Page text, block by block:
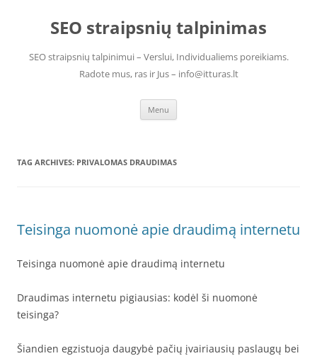
contentSEO straipsnių talpinimas
SEO straipsnių talpinimui – Verslui, Individualiems poreikiams.
Radote mus, ras ir Jus – info@itturas.lt
Menu
TAG ARCHIVES: PRIVALOMAS DRAUDIMAS
Teisinga nuomonė apie draudimą internetu
Teisinga nuomonė apie draudimą internetu
Draudimas internetu pigiausias: kodėl ši nuomonė
teisinga?
Šiandien egzistuoja daugybė pačių įvairiausių paslaugų bei